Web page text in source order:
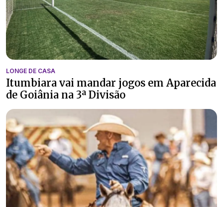
LONGE DE CASA
Itumbiara vai mandar jogos em Aparecida
de Goiânia na 3ª Divisão